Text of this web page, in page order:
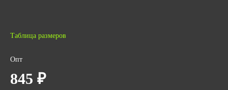
Количество в упаковке
Вес за ед,кг
0.3
Таблица размеров
Опт
845 ₽